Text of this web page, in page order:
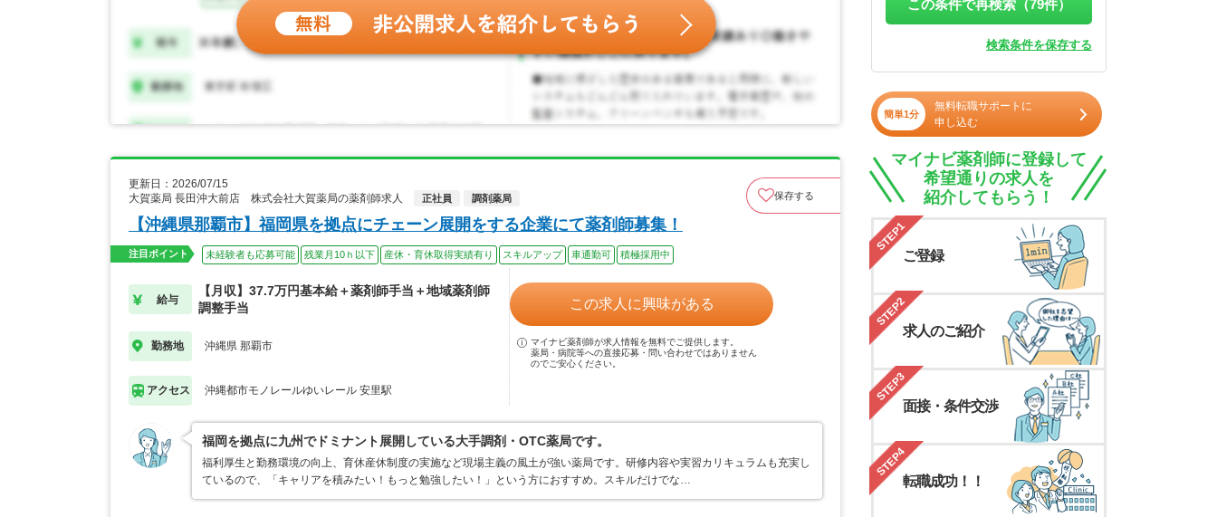
更新日：2026/07/15
大賀薬局 長田沖大前店 株式会社大賀薬局の薬剤師求人
正社員 調剤薬局 保存する
【沖縄県那覇市】福岡県を拠点にチェーン展開をする企業にて薬剤師募集！
注目ポイント 未経験者も応募可能 残業月10ｈ以下 産休・育休取得実績有り スキルアップ 車通勤可 積極採用中
給与
【月収】37.7万円基本給＋薬剤師手当＋地域薬剤師
調整手当
勤務地 沖縄県 那覇市
アクセス 沖縄都市モノレールゆいレール 安里駅
この求人に興味がある
マイナビ薬剤師が求人情報を無料でご提供します。
薬局・病院等への直接応募・問い合わせではありません
のでご安心ください。
福岡を拠点に九州でドミナント展開している大手調剤・OTC薬局です。
福利厚生と勤務環境の向上、育休産休制度の実施など現場主義の風土が強い薬局です。研修内容や実習カリキュラムも充実し
ているので、「キャリアを積みたい！もっと勉強したい！」という方におすすめ。スキルだけでな…
この条件で再検索（79件）
検索条件を保存する
簡単1分
無料転職サポートに
申し込む
マイナビ薬剤師に登録して
希望通りの求人を
紹介してもらう！
STEP1
ご登録
STEP2
求人のご紹介
STEP3
面接・条件交渉
STEP4
転職成功！！